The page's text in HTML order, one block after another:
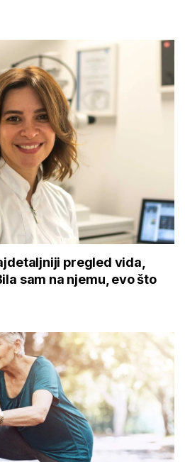
pregled vida,
sam na njemu, evo što